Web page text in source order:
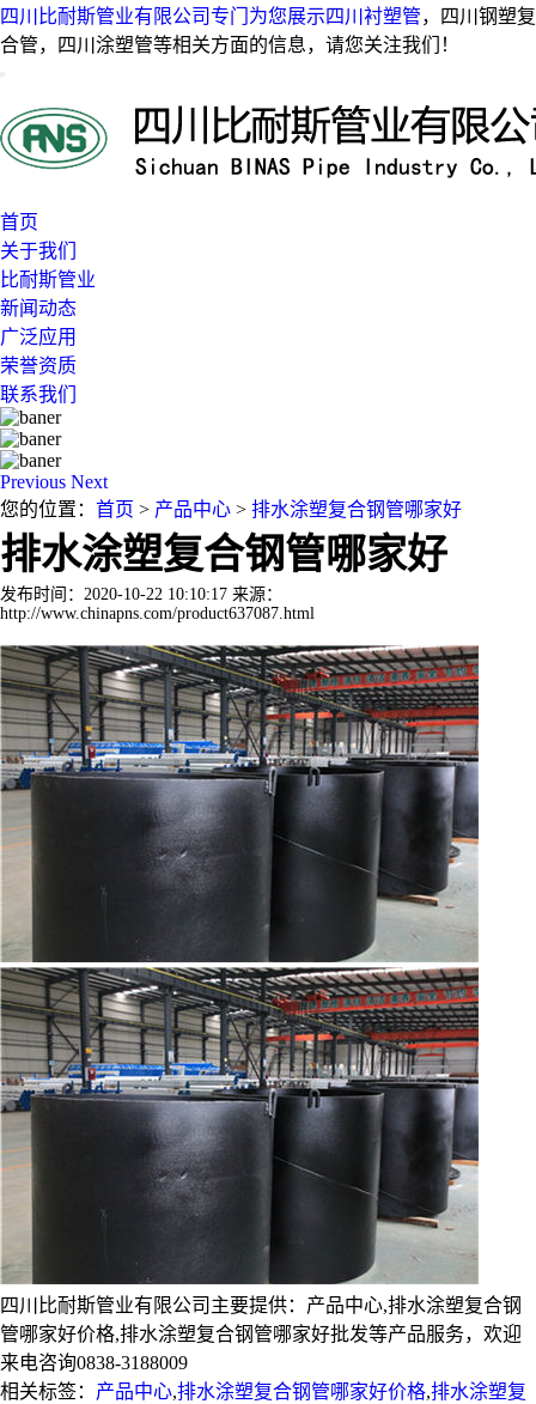
四川比耐斯管业有限公司专门为您展示四川衬塑管，四川钢塑复
合管，四川涂塑管等相关方面的信息，请您关注我们！
首页
关于我们
比耐斯管业
新闻动态
广泛应用
荣誉资质
联系我们
Previous Next
您的位置： 首页 > 产品中心 > 排水涂塑复合钢管哪家好
排水涂塑复合钢管哪家好
发布时间：2020-10-22 10:10:17 来源：
http://www.chinapns.com/product637087.html
四川比耐斯管业有限公司主要提供：产品中心,排水涂塑复合钢
管哪家好价格,排水涂塑复合钢管哪家好批发等产品服务，欢迎
来电咨询0838-3188009
相关标签： 产品中心,排水涂塑复合钢管哪家好价格,排水涂塑复